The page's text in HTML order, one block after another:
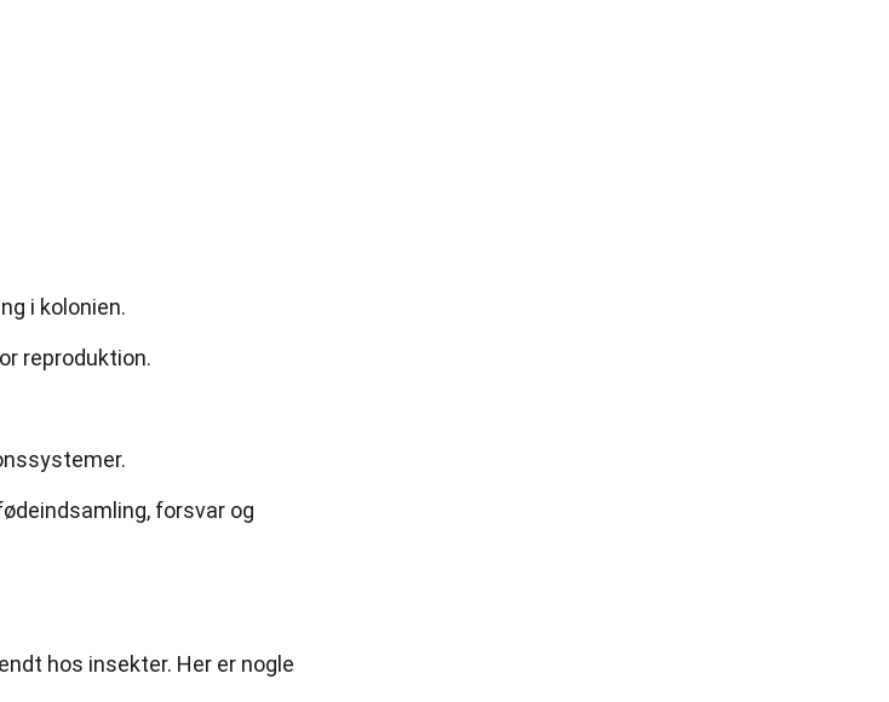
i kolonien.
reproduktion.
forsvar og
hos insekter. Her er nogle